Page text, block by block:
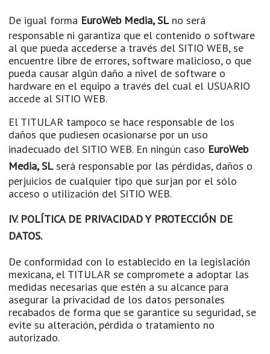
De igual forma EuroWeb Media, SLno será
responsable ni garantiza que el contenido o software
al que pueda accederse a través del SITIO WEB, se
encuentre libre de errores, software malicioso, o que
pueda causar algún daño a nivel de software o
hardware en el equipo a través del cual el USUARIO
accede al SITIO WEB.
El TITULAR tampoco se hace responsable de los
daños que pudiesen ocasionarse por un uso
inadecuado del SITIO WEB. En ningún caso EuroWeb
Media, SLserá responsable por las pérdidas, daños o
perjuicios de cualquier tipo que surjan por el sólo
acceso o utilización del SITIO WEB.
IV. POLÍTICA DE PRIVACIDAD Y PROTECCIÓN DE
DATOS.
De conformidad con lo establecido en la legislación
mexicana, el TITULAR se compromete a adoptar las
medidas necesarias que estén a su alcance para
asegurar la privacidad de los datos personales
recabados de forma que se garantice su seguridad, se
evite su alteración, pérdida o tratamiento no
autorizado.